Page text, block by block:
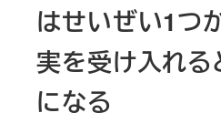
はせいぜい1つ
実を受け入れ
になる